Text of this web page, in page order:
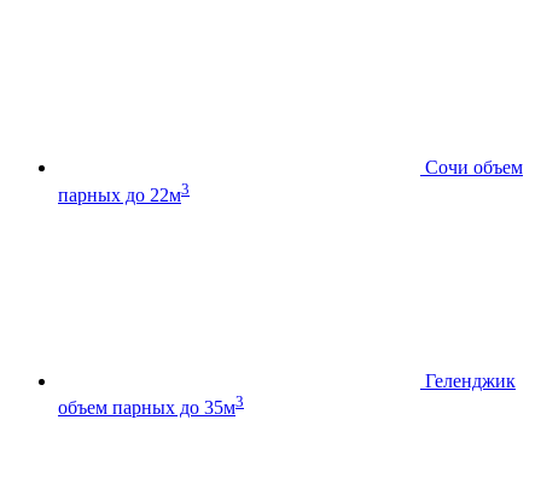
Сочи объем
парных до 22м3
Геленджик
объем парных до 35м3